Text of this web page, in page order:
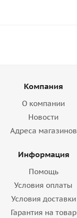
Компания
О компании
Новости
Адреса магазинов
Информация
Помощь
Условия оплаты
Условия доставки
Гарантия на товар